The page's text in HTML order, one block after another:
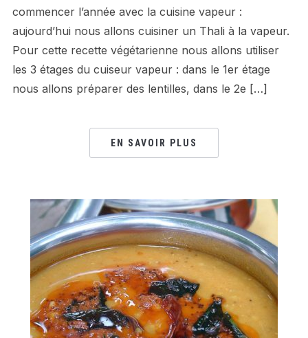
commencer l’année avec la cuisine vapeur :
aujourd’hui nous allons cuisiner un Thali à la vapeur.
Pour cette recette végétarienne nous allons utiliser
les 3 étages du cuiseur vapeur : dans le 1er étage
nous allons préparer des lentilles, dans le 2e […]
EN SAVOIR PLUS